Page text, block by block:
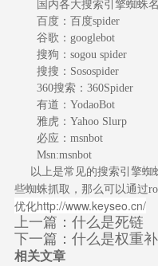
国内各大搜索引擎蜘蛛名
百度：百度spider
谷歌：googlebot
搜狗：sogou spider
搜搜：Sosospider
360搜索：360Spider
有道：YodaoBot
雅虎：Yahoo Slurp
必应：msnbot
Msn:msnbot
以上是常见的搜索引擎蜘
些蜘蛛抓取，那么可以通过
优化http://www.keyseo.cn/
上一篇： 什么是死链
下一篇： 什么是权重
相关文章